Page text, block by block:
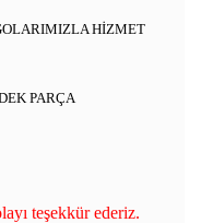
HİZMET
PARÇA
teşekkür ederiz.